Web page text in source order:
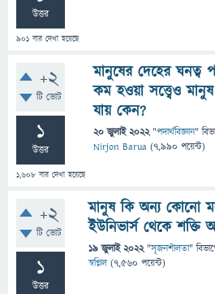
উত্তর
901 বার দেখা হয়েছে
+2
টি ভোট
1
উত্তর
1,608 বার দেখা হয়েছে
মানুষের দেহের ঘনত্ব
কম হওয়া সত্ত্বেও
যায় কেন?
20 জুলাই 2022 "পদার্থবিজ্ঞান"
Nirjon Barua (7,990 পয়েন্ট)
+2
টি ভোট
1
উত্তর
মানুষ কি অন্য কোনো
ইউনিভার্স থেকে
19 জুলাই 2022 "সৃজনশীলতা"
স্বপ্নিল (7,560 পয়েন্ট)